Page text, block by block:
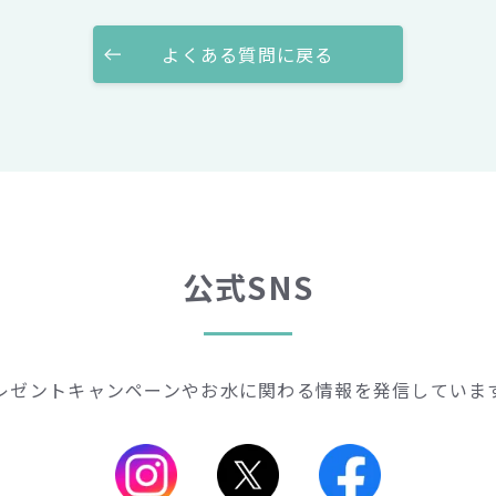
よくある質問に戻る
公式SNS
ゼントキャンペーンやお水に関わる情報を発信していま